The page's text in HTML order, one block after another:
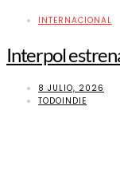
INTERNACIONAL
Interpol
8 JULIO, 2026
TODOINDIE